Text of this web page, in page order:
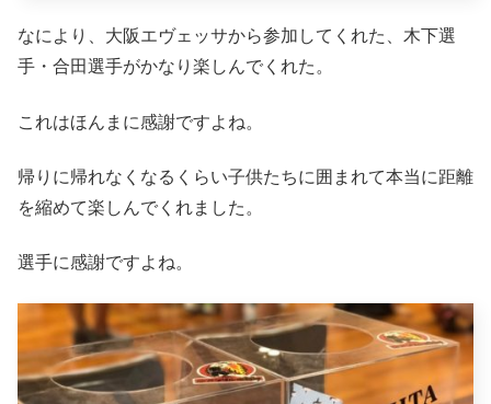
なにより、大阪エヴェッサから参加してくれた、木下選
手・合田選手がかなり楽しんでくれた。
これはほんまに感謝ですよね。
帰りに帰れなくなるくらい子供たちに囲まれて本当に距離
を縮めて楽しんでくれました。
選手に感謝ですよね。